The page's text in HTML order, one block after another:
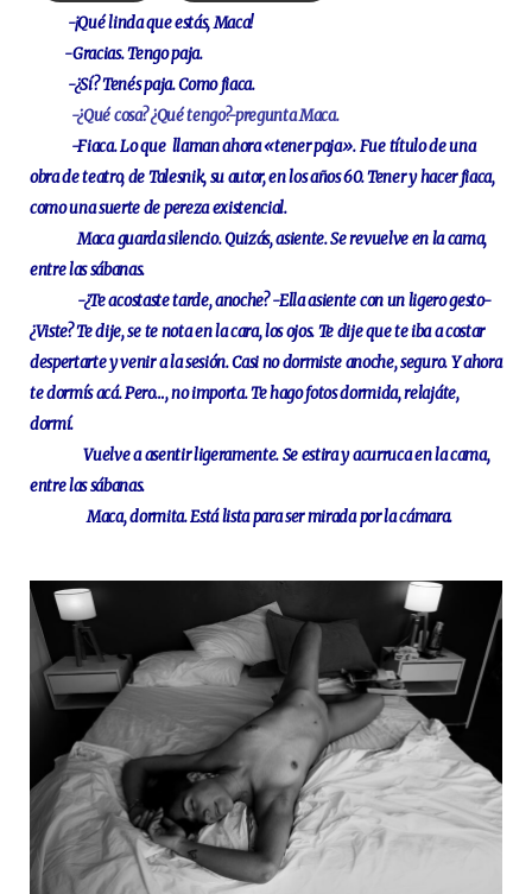
-¡Qué linda que estás, Maca!
-Gracias. Tengo paja.
-¿Sí? Tenés paja. Como fiaca.
-¿Qué cosa? ¿Qué tengo?-pregunta Maca.
-Fiaca. Lo que llaman ahora «tener paja». Fue título de una
obra de teatro, de Talesnik, su autor, en los años 60. Tener y hacer fiaca,
como una suerte de pereza existencial.
Maca guarda silencio. Quizás, asiente. Se revuelve en la cama,
entre las sábanas.
-¿Te acostaste tarde, anoche? -Ella asiente con un ligero gesto-
¿Viste? Te dije, se te nota en la cara, los ojos. Te dije que te iba a costar
despertarte y venir a la sesión. Casi no dormiste anoche, seguro. Y ahora
te dormís acá. Pero…, no importa. Te hago fotos dormida, relajáte,
dormí.
Vuelve a asentir ligeramente. Se estira y acurruca en la cama,
entre las sábanas.
Maca, dormita. Está lista para ser mirada por la cámara.